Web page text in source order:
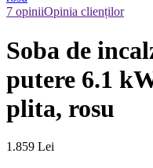
7 opiniiOpinia clienților
Soba de
putere 6.1
plita, rosu
1.859 Lei